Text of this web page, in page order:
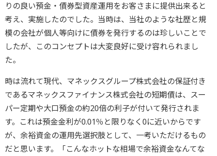
りの良い預金・債券型資産運用をお客さまに提供出来ると
考え、実施したのでした。当時は、当社のような社歴と規
模の会社が個人等向けに債券を発行するのは珍しいことで
したが、このコンセプトは大変良好に受け容れられまし
た。
時は流れて現代、マネックスグループ株式会社の保証付き
であるマネックスファイナンス株式会社の短期債は、スー
パー定期や大口預金の約20倍の利子が付いて発行されま
す。これは預金金利が0.01％と限りなく0に近いからです
が、余裕資金の運用先選択肢として、一考いただけるもの
だと思います。「こんなホットな相場で余裕資金なんてな